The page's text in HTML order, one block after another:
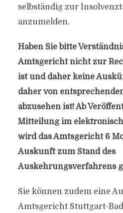
selbständig zur
anzumelden.
Haben Sie bitte
Amtsgericht nicht zur
ist und daher keine
daher von
abzusehen ist! Ab
Mitteilung im
wird das Amtsgericht 6
Auskunft zum Stand des
Auskehrungsverfahrens
Sie können zudem eine
Amtsgericht Stuttgart-